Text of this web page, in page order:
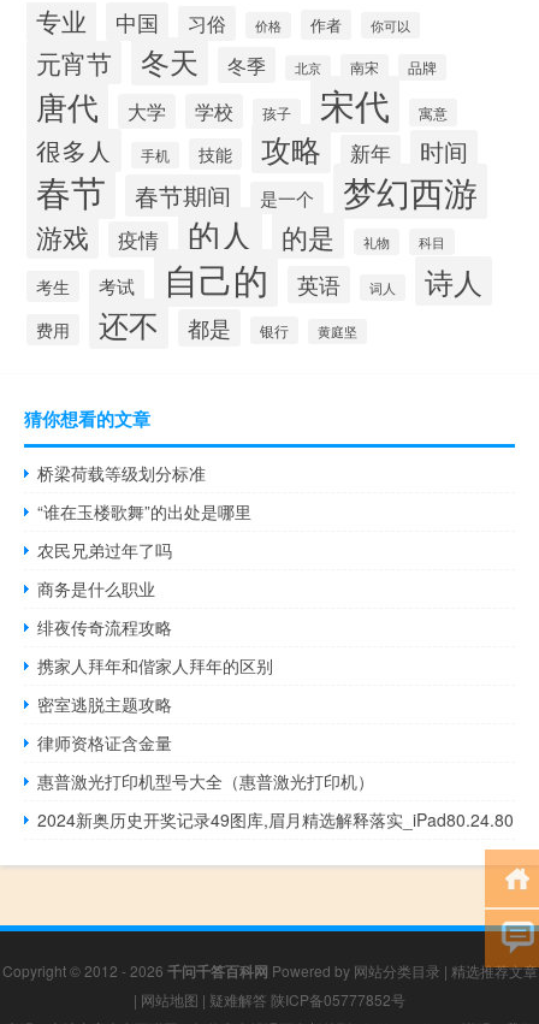
专业 中国 习俗 价格 作者 你可以
元宵节 冬天 冬季 北京 南宋 品牌
唐代 大学 学校 孩子 宋代 寓意
很多人 手机 技能 攻略 新年 时间
春节 春节期间 是一个 梦幻西游
游戏 疫情 的人 的是 礼物 科目
考生 考试 自己的 英语 词人 诗人
费用 还不 都是 银行 黄庭坚
猜你想看的文章
桥梁荷载等级划分标准
“谁在玉楼歌舞”的出处是哪里
农民兄弟过年了吗
商务是什么职业
绯夜传奇流程攻略
携家人拜年和偕家人拜年的区别
密室逃脱主题攻略
律师资格证含金量
惠普激光打印机型号大全（惠普激光打印机）
2024新奥历史开奖记录49图库,眉月精选解释落实_iPad80.24.80
Copyright © 2012 - 2026 千问千答百科网 Powered by 网站分类目录 | 精选推荐文章
| 网站地图 | 疑难解答 陕ICP备05777852号